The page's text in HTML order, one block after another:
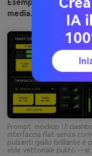
Esempio di
media.io
Prompt: mockup UI
interfaccia flat senza
pulsanti giallo brillante e
stile vettoriale pulito --ar
IA